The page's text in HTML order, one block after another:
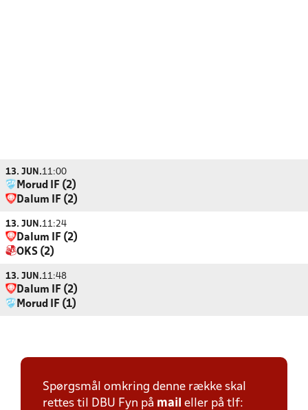
13. JUN.11:00
Morud IF (2)
Dalum IF (2)
13. JUN.11:24
Dalum IF (2)
OKS (2)
13. JUN.11:48
Dalum IF (2)
Morud IF (1)
Spørgsmål omkring denne række skal
rettes til DBU Fyn på mail eller på tlf: